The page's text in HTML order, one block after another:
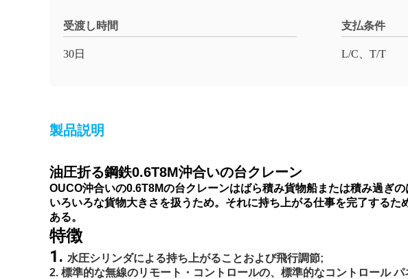
受渡し時間
30日
支払条件
L/C、T/T
製品説明
油圧折る鋼鉄0.6T8M沖合いの台クレーン
OUCO沖合いの0.6T8Mの台クレーンはばら積み貨物船または積み過ぎ
いろいろな貨物大きさを扱うため。それに持ち上がる仕事を完了する
ある。
特徴
1. 水圧シリンダによる持ち上がることおよび飛行調節;
2. 標準的な無線のリモート・コントロールの、標準的なコントロール パ